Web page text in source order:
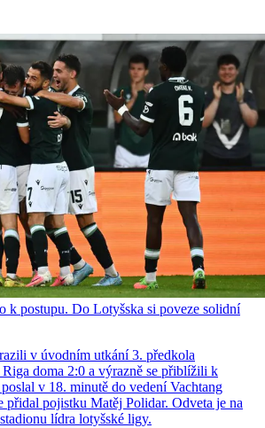
k postupu. Do Lotyšska si poveze solidní
v úvodním utkání 3. předkola
doma 2:0 a výrazně se přiblížili k
v 18. minutě do vedení Vachtang
přidal pojistku Matěj Polidar. Odveta je na
lídra lotyšské ligy.